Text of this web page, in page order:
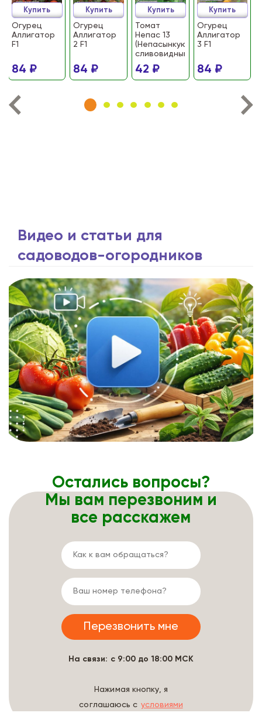
Огурец
Аллигатор
F1
84 ₽
Купить
Огурец
Аллигатор
2 F1
84 ₽
Купить
Томат
Непас 13
(Непасынкующийся
сливовидный)
42 ₽
Купить
Огурец
Аллигатор
3 F1
84 ₽
Купить
Видео и статьи для
садоводов-огородников
Остались вопросы?
Мы вам перезвоним и
все расскажем
На связи: с 9:00 до 18:00 МСК
Нажимая кнопку, я
соглашаюсь с условиями